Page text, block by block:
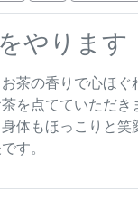
やります
茶の香りで心ほぐ
を点てていただ
体もほっこりと
す。